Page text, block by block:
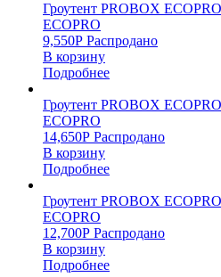
Гроутент PROBOX
ECOPRO
9,550Р Распродано
В корзину
Подробнее
Гроутент PROBOX
ECOPRO
14,650Р Распродано
В корзину
Подробнее
Гроутент PROBOX
ECOPRO
12,700Р Распродано
В корзину
Подробнее